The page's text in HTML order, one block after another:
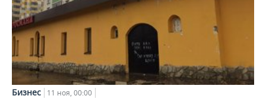
Бизнес 11 ноя, 00:00